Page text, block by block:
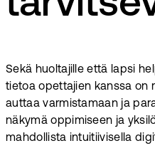
Sekä huoltajille että lapsi
tietoa opettajien kanssa on
auttaa varmistamaan ja
näkymä oppimiseen ja
mahdollista intuitiivisella